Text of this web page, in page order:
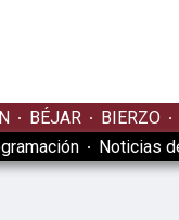
BÉJAR BIERZO
Noticias